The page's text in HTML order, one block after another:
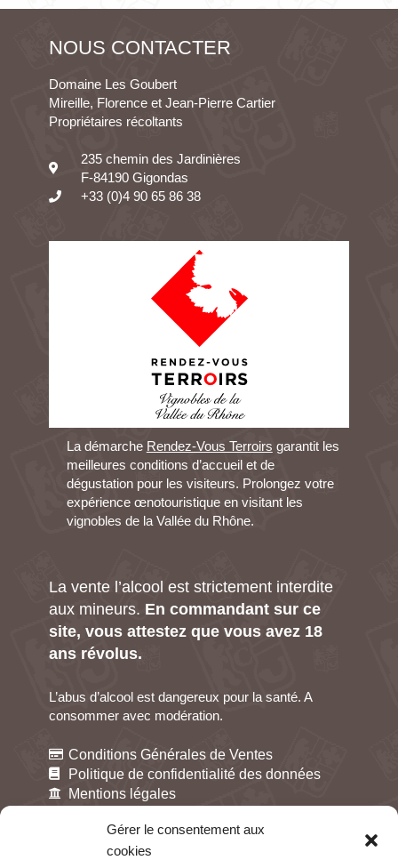
Gérer le consentement aux
cookies
NOUS CONTACTER
Domaine Les Goubert
Mireille, Florence et Jean-Pierre Cartier
Propriétaires récoltants
235 chemin des Jardinières
F-84190 Gigondas
+33 (0)4 90 65 86 38
La démarche Rendez-Vous Terroirs garantit les
meilleures conditions d’accueil et de
dégustation pour les visiteurs. Prolongez votre
expérience œnotouristique en visitant les
vignobles de la Vallée du Rhône.
La vente l’alcool est strictement interdite
aux mineurs. En commandant sur ce
site, vous attestez que vous avez 18
ans révolus.
L’abus d’alcool est dangereux pour la santé. A
consommer avec modération.
Conditions Générales de Ventes
Politique de confidentialité des données
Mentions légales